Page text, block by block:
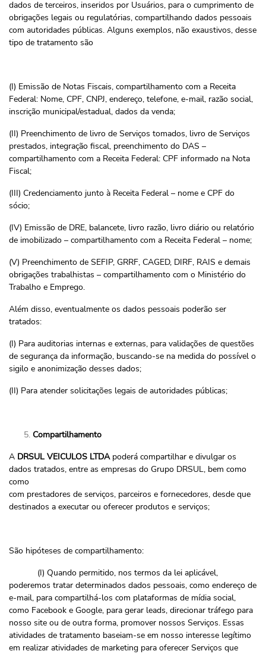
dados de terceiros, inseridos por Usuários, para o cumprimento de
obrigações legais ou regulatórias, compartilhando dados pessoais
com autoridades públicas. Alguns exemplos, não exaustivos, desse
tipo de tratamento são
(I) Emissão de Notas Fiscais, compartilhamento com a Receita
Federal: Nome, CPF, CNPJ, endereço, telefone, e-mail, razão social,
inscrição municipal/estadual, dados da venda;
(II) Preenchimento de livro de Serviços tomados, livro de Serviços
prestados, integração fiscal, preenchimento do DAS –
compartilhamento com a Receita Federal: CPF informado na Nota
Fiscal;
(III) Credenciamento junto à Receita Federal – nome e CPF do
sócio;
(IV) Emissão de DRE, balancete, livro razão, livro diário ou relatório
de imobilizado – compartilhamento com a Receita Federal – nome;
(V) Preenchimento de SEFIP, GRRF, CAGED, DIRF, RAIS e demais
obrigações trabalhistas – compartilhamento com o Ministério do
Trabalho e Emprego.
Além disso, eventualmente os dados pessoais poderão ser
tratados:
(I) Para auditorias internas e externas, para validações de questões
de segurança da informação, buscando-se na medida do possível o
sigilo e anonimização desses dados;
(II) Para atender solicitações legais de autoridades públicas;
Compartilhamento
A DRSUL VEICULOS LTDApoderá compartilhar e divulgar os
dados tratados, entre as empresas do Grupo DRSUL, bem como
como
com prestadores de serviços, parceiros e fornecedores, desde que
destinados a executar ou oferecer produtos e serviços;
São hipóteses de compartilhamento:
(I) Quando permitido, nos termos da lei aplicável,
poderemos tratar determinados dados pessoais, como endereço de
e-mail, para compartilhá-los com plataformas de mídia social,
como Facebook e Google, para gerar leads, direcionar tráfego para
nosso site ou de outra forma, promover nossos Serviços. Essas
atividades de tratamento baseiam-se em nosso interesse legítimo
em realizar atividades de marketing para oferecer Serviços que